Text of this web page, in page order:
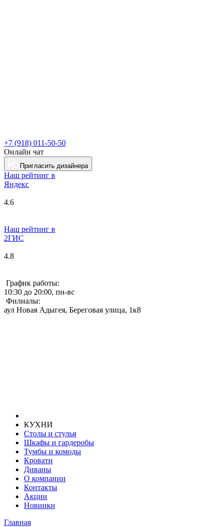
+7 (918) 011-50-50
Онлайн чат
Пригласить дизайнера
Наш рейтинг в
Яндекс
4.6
Наш рейтинг в
2ГИС
4.8
График работы:
10:30 до 20:00, пн-вс
Филиалы:
аул Новая Адыгея, Береговая улица, 1к8
КУХНИ
Столы и стулья
Шкафы и гардеробы
Тумбы и комоды
Кровати
Диваны
О компании
Контакты
Акции
Новинки
Главная